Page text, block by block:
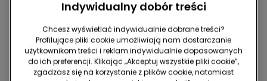
Indywidualny dobór treści
Chcesz wyświetlać indywidualnie dobrane treści?
Profilujące pliki cookie umożliwiają nam dostarczanie
użytkownikom treści i reklam indywidualnie dopasowanych
do ich preferencji. Klikając „Akceptuj wszystkie pliki cookie”,
zgadzasz się na korzystanie z plików cookie, natomiast